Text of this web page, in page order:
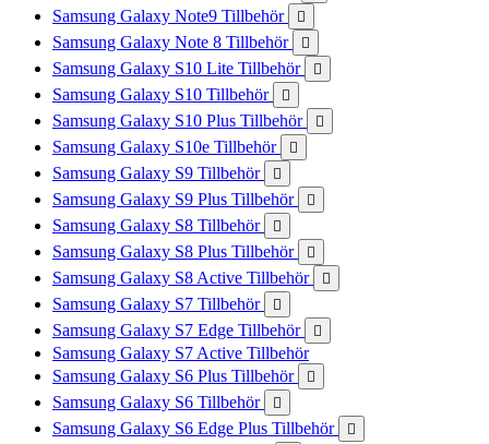
Samsung Galaxy Note9 Tillbehör 
Samsung Galaxy Note 8 Tillbehör 
Samsung Galaxy S10 Lite Tillbehör 
Samsung Galaxy S10 Tillbehör 
Samsung Galaxy S10 Plus Tillbehör 
Samsung Galaxy S10e Tillbehör 
Samsung Galaxy S9 Tillbehör 
Samsung Galaxy S9 Plus Tillbehör 
Samsung Galaxy S8 Tillbehör 
Samsung Galaxy S8 Plus Tillbehör 
Samsung Galaxy S8 Active Tillbehör 
Samsung Galaxy S7 Tillbehör 
Samsung Galaxy S7 Edge Tillbehör 
Samsung Galaxy S7 Active Tillbehör
Samsung Galaxy S6 Plus Tillbehör

Samsung Galaxy S6 Tillbehör 
Samsung Galaxy S6 Edge Plus Tillbehör 